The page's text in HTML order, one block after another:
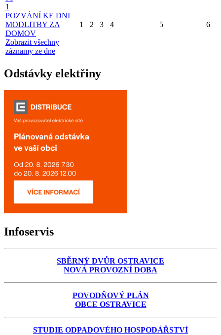
1
POZVÁNÍ KE DNI
MODLITBY ZA
DOMOV
Zobrazit všechny
záznamy ze dne
1 2 3 4 5 6
Odstávky elektřiny
Infoservis
SBĚRNÝ DVŮR OSTRAVICE
NOVÁ PROVOZNÍ DOBA
POVODŇOVÝ PLÁN
OBCE OSTRAVICE
STUDIE ODPADOVÉHO HOSPODÁŘSTVÍ